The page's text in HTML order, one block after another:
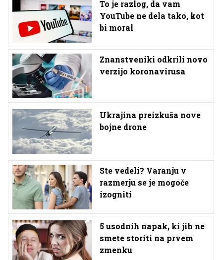
To je razlog, da vam
YouTube ne dela tako, kot
bi moral
Znanstveniki odkrili novo
verzijo koronavirusa
Ukrajina preizkuša nove
bojne drone
Ste vedeli? Varanju v
razmerju se je mogoče
izogniti
5 usodnih napak, ki jih ne
smete storiti na prvem
zmenku